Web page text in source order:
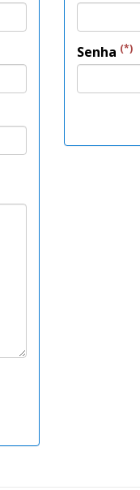
Senha (*)